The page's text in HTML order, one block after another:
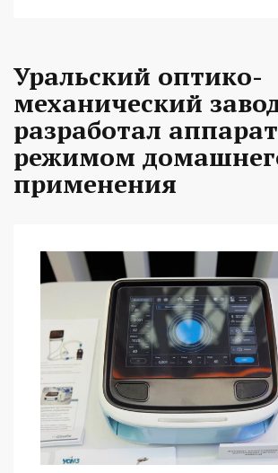
Уральский оптико-
механический
разработал
режимом
применения